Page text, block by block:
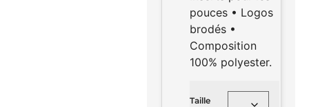
pouces • Logos
brodés •
Composition
100% polyester.
Taille